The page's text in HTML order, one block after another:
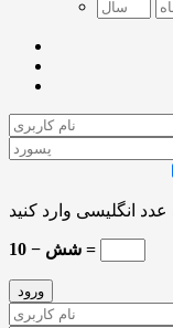
10 − شش =